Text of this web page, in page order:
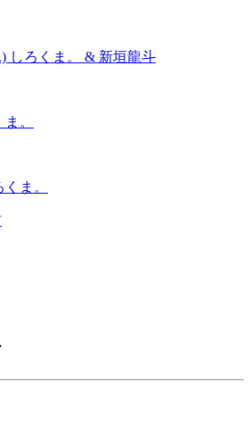
しろくま。 & 新垣龍斗
。
くま。